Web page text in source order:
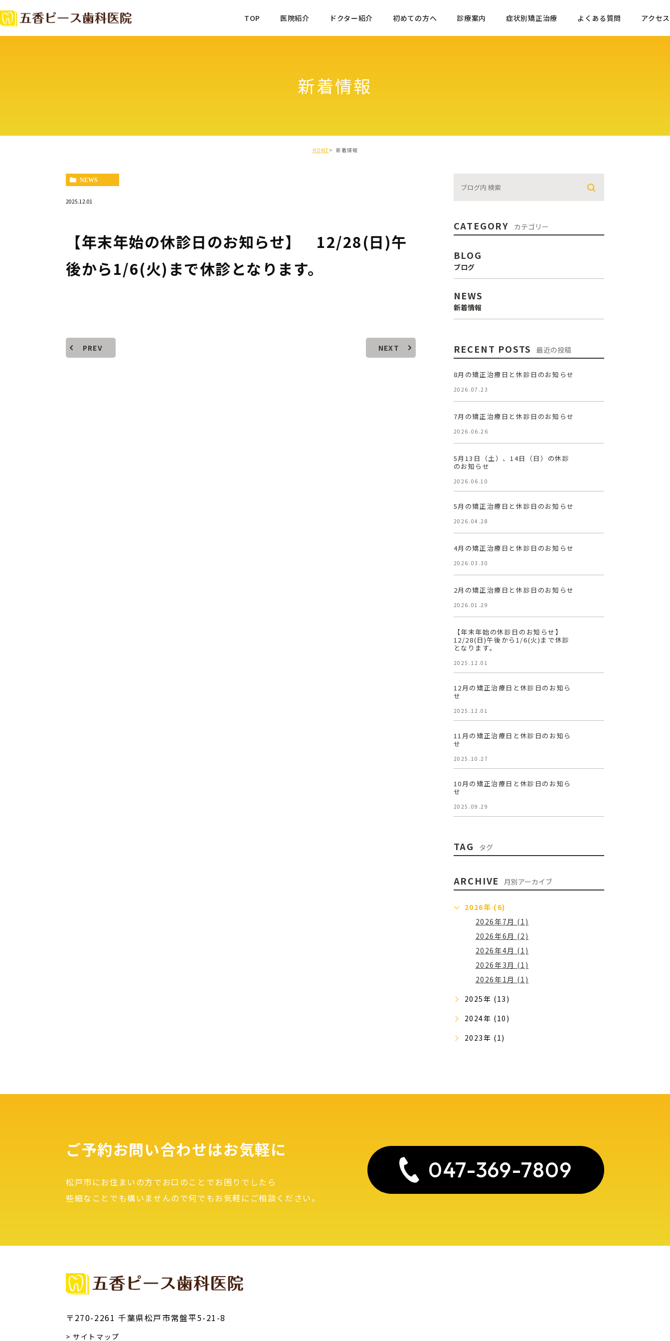
TOP 医院紹介 ドクター紹介 初めての方へ 診療案内 症状別矯正治療 よくある質問 アクセス
新着情報
HOME 新着情報
NEWS
2025.12.01
【年末年始の休診日のお知らせ】 12/28(日)午
後から1/6(火)まで休診となります。
PREV NEXT
CATEGORY カテゴリー
BLOG
ブログ
NEWS
新着情報
RECENT POSTS 最近の投稿
8月の矯正治療日と休診日のお知らせ
2026.07.23
7月の矯正治療日と休診日のお知らせ
2026.06.26
5月13日（土）、14日（日）の休診
のお知らせ
2026.06.10
5月の矯正治療日と休診日のお知らせ
2026.04.28
4月の矯正治療日と休診日のお知らせ
2026.03.30
2月の矯正治療日と休診日のお知らせ
2026.01.29
【年末年始の休診日のお知らせ】
12/28(日)午後から1/6(火)まで休診
となります。
2025.12.01
12月の矯正治療日と休診日のお知ら
せ
2025.12.01
11月の矯正治療日と休診日のお知ら
せ
2025.10.27
10月の矯正治療日と休診日のお知ら
せ
2025.09.29
TAG タグ
ARCHIVE 月別アーカイブ
2026年 (6)
2026年7月 (1)
2026年6月 (2)
2026年4月 (1)
2026年3月 (1)
2026年1月 (1)
2025年 (13)
2024年 (10)
2023年 (1)
ご予約お問い合わせはお気軽に
松戸市にお住まいの方でお口のことでお困りでしたら
些細なことでも構いませんので何でもお気軽にご相談ください。
047-369-7809
〒270-2261 千葉県松戸市常盤平5-21-8
> サイトマップ